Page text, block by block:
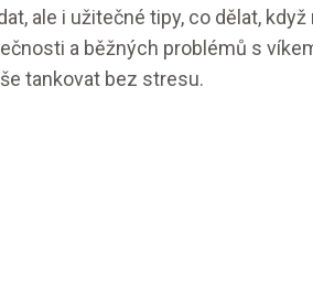
ale i užitečné tipy, co dělat,
a běžných problémů s
tankovat bez stresu.